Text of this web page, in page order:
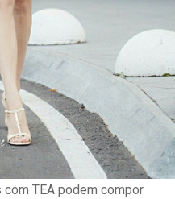
TEA podem compor